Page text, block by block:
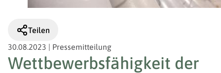
Teilen
30.08.2023 | Pressemitteilung
Wettbewerbsfähigkeit der